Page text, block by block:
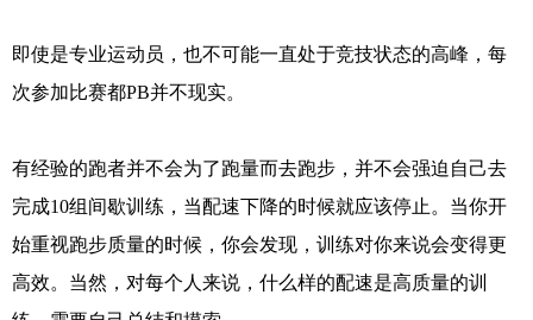
即使是专业运动员，也不可能一直处于竞技状态的高峰，每
次参加比赛都PB并不现实。
有经验的跑者并不会为了跑量而去跑步，并不会强迫自己去
完成10组间歇训练，当配速下降的时候就应该停止。当你开
始重视跑步质量的时候，你会发现，训练对你来说会变得更
高效。当然，对每个人来说，什么样的配速是高质量的训